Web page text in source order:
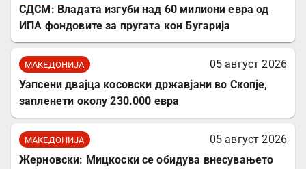
СДСМ: Владата изгуби над 60 милиони евра од
ИПА фондовите за пругата кон Бугарија
МАКЕДОНИЈА
05 август 2026
Уапсени двајца косовски државјани во Скопје,
запленети околу 230.000 евра
МАКЕДОНИЈА
05 август 2026
Жерновски: Мицкоски се обидува внесувањето